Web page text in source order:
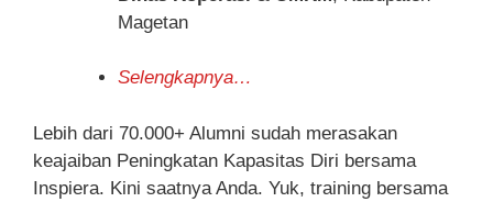
Magetan
Selengkapnya…
Lebih dari 70.000+ Alumni sudah merasakan
keajaiban Peningkatan Kapasitas Diri bersama
Inspiera. Kini saatnya Anda. Yuk, training bersama